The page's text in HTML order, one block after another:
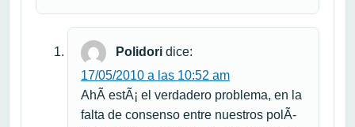
Polidori dice:
17/05/2010 a las 10:52 am
AhÃ­ estÃ¡ el verdadero problema, en la
falta de consenso entre nuestros polÃ­